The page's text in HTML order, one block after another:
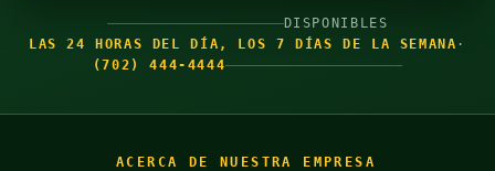
DISPONIBLES
LAS 24 HORAS DEL DÍA, LOS 7 DÍAS DE LA SEMANA ·
(702) 444-4444
ACERCA DE NUESTRA EMPRESA